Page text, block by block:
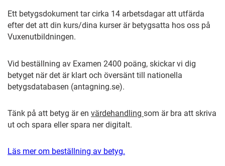
Ett betygsdokument tar cirka 14 arbetsdagar att utfärda
efter det att din kurs/dina kurser är betygsatta hos oss på
Vuxenutbildningen.
Vid beställning av Examen 2400 poäng, skickar vi dig
betyget när det är klart och översänt till nationella
betygsdatabasen (antagning.se).
Tänk på att betyg är en värdehandling som är bra att skriva
ut och spara eller spara ner digitalt.
Läs mer om beställning av betyg.